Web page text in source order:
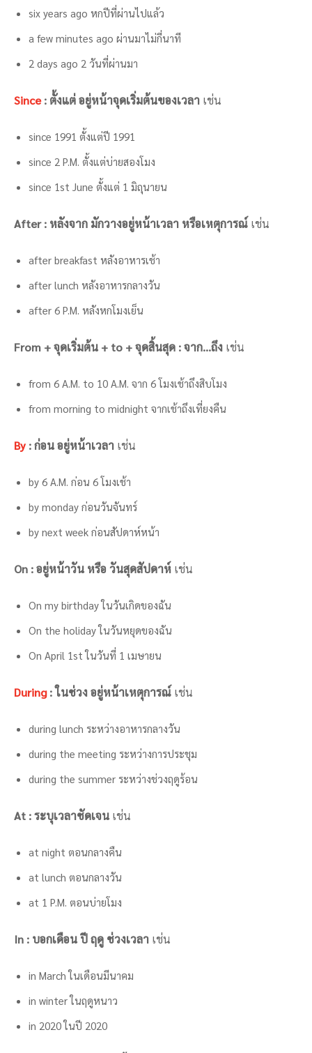
six years ago หกปีที่ผ่านไปแล้ว
a few minutes ago ผ่านมาไม่กี่นาที
2 days ago 2 วันที่ผ่านมา
Since: ตั้งแต่ อยู่หน้าจุดเริ่มต้นของเวลา เช่น
since 1991 ตั้งแต่ปี 1991
since 2 P.M. ตั้งแต่บ่ายสองโมง
since 1st June ตั้งแต่ 1 มิถุนายน
After : หลังจาก มักวางอยู่หน้าเวลา หรือเหตุการณ์ เช่น
after breakfast หลังอาหารเช้า
after lunch หลังอาหารกลางวัน
after 6 P.M. หลังหกโมงเย็น
From + จุดเริ่มต้น + to + จุดสิ้นสุด : จาก…ถึง เช่น
from 6 A.M. to 10 A.M. จาก 6 โมงเช้าถึงสิบโมง
from morning to midnight จากเช้าถึงเที่ยงคืน
By : ก่อน อยู่หน้าเวลา เช่น
by 6 A.M. ก่อน 6 โมงเช้า
by monday ก่อนวันจันทร์
by next week ก่อนสัปดาห์หน้า
On : อยู่หน้าวัน หรือ วันสุดสัปดาห์ เช่น
On my birthday ในวันเกิดของฉัน
On the holiday ในวันหยุดของฉัน
On April 1st ในวันที่ 1 เมษายน
During: ในช่วง อยู่หน้าเหตุการณ์ เช่น
during lunch ระหว่างอาหารกลางวัน
during the meeting ระหว่างการประชุม
during the summer ระหว่างช่วงฤดูร้อน
At : ระบุเวลาชัดเจน เช่น
at night ตอนกลางคืน
at lunch ตอนกลางวัน
at 1 P.M. ตอนบ่ายโมง
In : บอกเดือน ปี ฤดู ช่วงเวลา เช่น
in March ในเดือนมีนาคม
in winter ในฤดูหนาว
in 2020 ในปี 2020